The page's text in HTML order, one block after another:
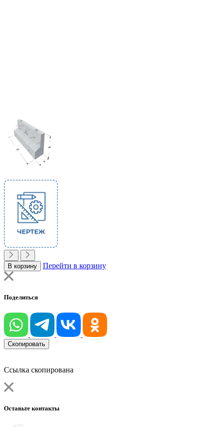
В корзину Перейти в корзину
Поделиться
Скопировать
Ссылка скопирована
Оставьте контакты